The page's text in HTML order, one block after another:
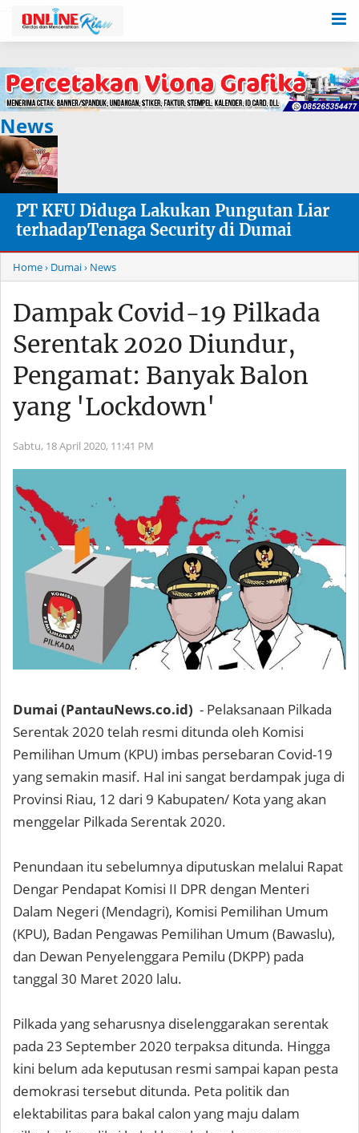
News
PT KFU Diduga Lakukan Pungutan Liar
terhadapTenaga Security di Dumai
Home› Dumai› News
Dampak Covid-19 Pilkada
Serentak 2020 Diundur,
Pengamat: Banyak Balon
yang 'Lockdown'
Sabtu, 18 April 2020, 11:41 PM
Dumai (PantauNews.co.id) - Pelaksanaan Pilkada
Serentak 2020 telah resmi ditunda oleh Komisi
Pemilihan Umum (KPU) imbas persebaran Covid-19
yang semakin masif. Hal ini sangat berdampak juga di
Provinsi Riau, 12 dari 9 Kabupaten/ Kota yang akan
menggelar Pilkada Serentak 2020.
Penundaan itu sebelumnya diputuskan melalui Rapat
Dengar Pendapat Komisi II DPR dengan Menteri
Dalam Negeri (Mendagri), Komisi Pemilihan Umum
(KPU), Badan Pengawas Pemilihan Umum (Bawaslu),
dan Dewan Penyelenggara Pemilu (DKPP) pada
tanggal 30 Maret 2020 lalu.
Pilkada yang seharusnya diselenggarakan serentak
pada 23 September 2020 terpaksa ditunda. Hingga
kini belum ada keputusan resmi sampai kapan pesta
demokrasi tersebut ditunda. Peta politik dan
elektabilitas para bakal calon yang maju dalam